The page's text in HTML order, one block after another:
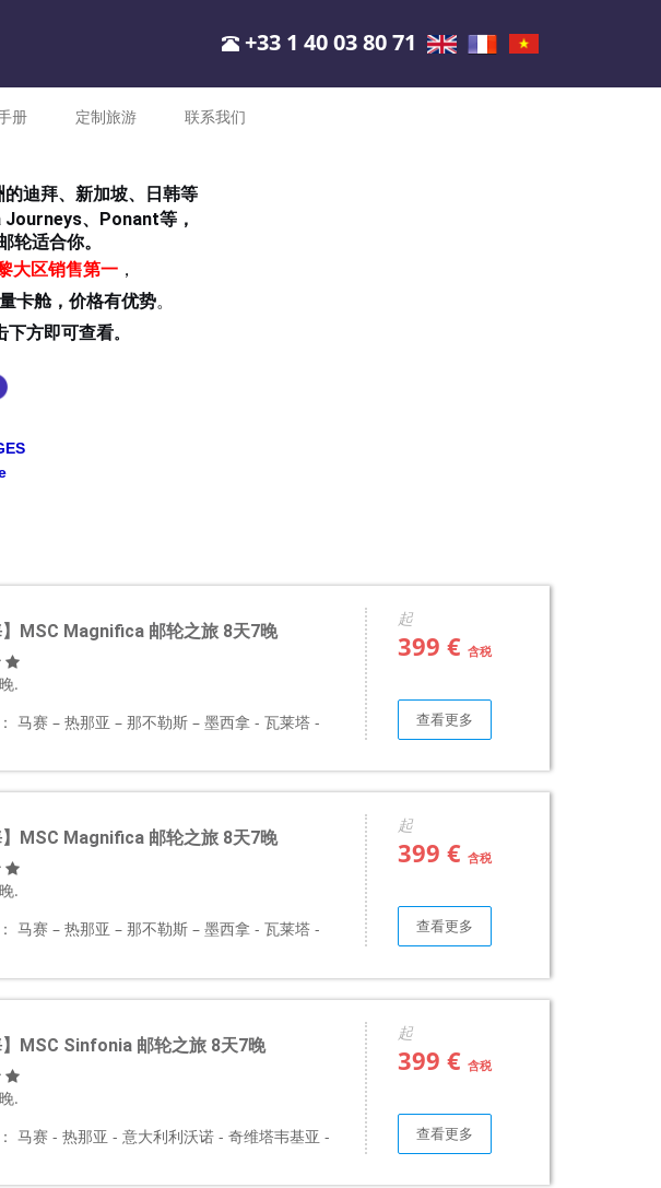
+33 1 40 03 80 71
册 定制旅游 联系我们
迪拜、新加坡、日韩等
、Ponant等，
轮适合你。
大区销售第一 ，
卡舱，价格有优势。
下方即可查看。
】MSC Magnifica 邮轮之旅 8天7晚
.
马赛 – 热那亚 – 那不勒斯 – 墨西拿 - 瓦莱塔 -
起
399 € 含税
查看更多
】MSC Magnifica 邮轮之旅 8天7晚
.
马赛 – 热那亚 – 那不勒斯 – 墨西拿 - 瓦莱塔 -
起
399 € 含税
查看更多
】MSC Sinfonia 邮轮之旅 8天7晚
.
马赛 - 热那亚 - 意大利利沃诺 - 奇维塔韦基亚 -
起
399 € 含税
查看更多